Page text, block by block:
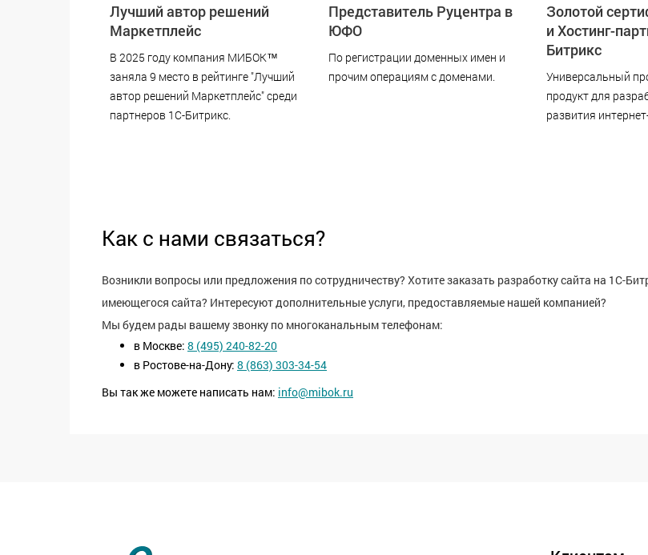
Лучший автор решений
Маркетплейс
В 2025 году компания МИБОК™
заняла 9 место в рейтинге "Лучший
автор решений Маркетплейс" среди
партнеров 1С-Битрикс.
Представитель Руцентра в
ЮФО
По регистрации доменных имен и
прочим операциям с доменами.
Золотой
и Хостинг-
Битрикс
Универсальный
продукт для
развития
Как с нами связаться?
Возникли вопросы или предложения по сотрудничеству? Хотите заказать разработку сайта на 1С-
имеющегося сайта? Интересуют дополнительные услуги, предоставляемые нашей компанией?
Мы будем рады вашему звонку по многоканальным телефонам:
в Москве: 8 (495) 240-82-20
в Ростове-на-Дону: 8 (863) 303-34-54
Вы так же можете написать нам: info@mibok.ru